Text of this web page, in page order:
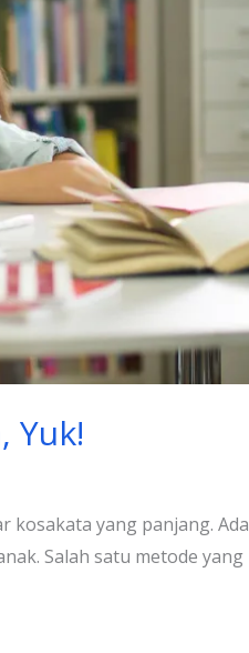
Yuk!
kosakata yang panjang. Ada
Salah satu metode yang